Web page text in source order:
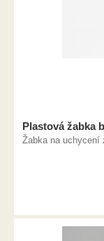
Plastová žabka
Žabka na uchycení